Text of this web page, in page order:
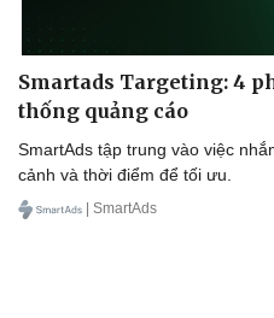
Smartads Targeting: 4
thống quảng cáo
SmartAds tập trung vào việc
cảnh và thời điểm để tối ưu.
| SmartAds